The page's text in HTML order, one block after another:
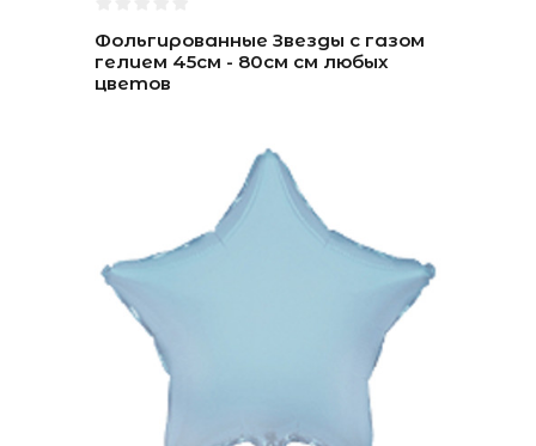
Фольгированные Звезды с газом
гелием 45см - 80см см любых
цветов